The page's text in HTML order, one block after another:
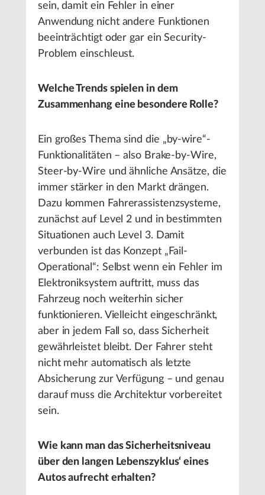
sein, damit ein Fehler in einer
Anwendung nicht andere Funktionen
beeinträchtigt oder gar ein Security-
Problem einschleust.
Welche Trends spielen in dem
Zusammenhang eine besondere Rolle?
Ein großes Thema sind die „by-wire“-
Funktionalitäten – also Brake-by-Wire,
Steer-by-Wire und ähnliche Ansätze, die
immer stärker in den Markt drängen.
Dazu kommen Fahrerassistenzsysteme,
zunächst auf Level 2 und in bestimmten
Situationen auch Level 3. Damit
verbunden ist das Konzept „Fail-
Operational“: Selbst wenn ein Fehler im
Elektroniksystem auftritt, muss das
Fahrzeug noch weiterhin sicher
funktionieren. Vielleicht eingeschränkt,
aber in jedem Fall so, dass Sicherheit
gewährleistet bleibt. Der Fahrer steht
nicht mehr automatisch als letzte
Absicherung zur Verfügung – und genau
darauf muss die Architektur vorbereitet
sein.
Wie kann man das Sicherheitsniveau
über den langen Lebenszyklus‘ eines
Autos aufrecht erhalten?